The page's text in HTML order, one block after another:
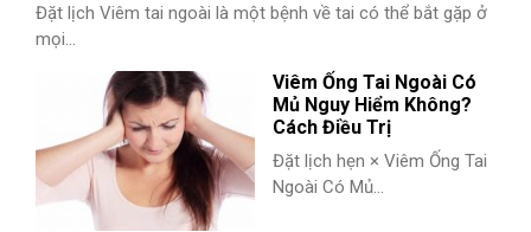
Đặt lịch Viêm tai ngoài là một bệnh về tai có thể bắt gặp ở
mọi...
Viêm Ống Tai Ngoài Có
Mủ Nguy Hiểm Không?
Cách Điều Trị
Đặt lịch hẹn × Viêm Ống Tai
Ngoài Có Mủ...